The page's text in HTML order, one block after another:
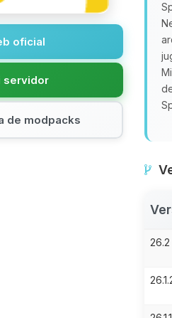
oficial
servidor
de modpacks
26.2